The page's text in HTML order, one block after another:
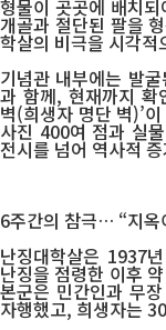
형물이 곳곳에 배치
개골과 절단된 팔을
학살의 비극을 시각
기념관 내부에는 발
과 함께, 현재까지 확
벽(희생자 명단 벽)’
사진 400여 점과 실
전시를 넘어 역사적
6주간의 참극… “지옥
난징대학살은 1937
난징을 점령한 이후
본군은 민간인과 무
자행했고, 희생자는